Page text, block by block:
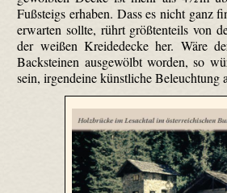
Fußsteigs erhaben. Dass es nicht ganz
erwarten sollte, rührt größtenteils von
der weißen Kreidedecke her. Wäre
Backsteinen ausgewölbt worden, so
sein, irgendeine künstliche Beleuchtung